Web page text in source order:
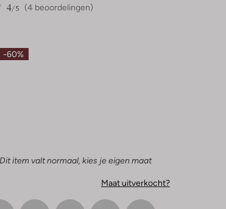
(4 beoordelingen)
4/5
-60%
Dit item valt normaal, kies je eigen maat
Maat uitverkocht?